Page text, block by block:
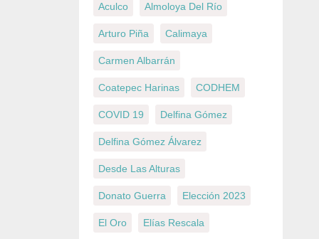
Aculco Almoloya Del Río
Arturo Piña Calimaya
Carmen Albarrán
Coatepec Harinas CODHEM
COVID 19 Delfina Gómez
Delfina Gómez Álvarez
Desde Las Alturas
Donato Guerra Elección 2023
El Oro Elías Rescala